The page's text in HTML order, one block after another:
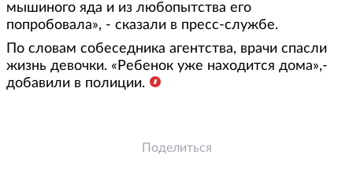
мышиного яда и из любопытства его
попробовала», - сказали в пресс-службе.
По словам собеседника агентства, врачи спасли
жизнь девочки. «Ребенок уже находится дома»,-
добавили в полиции.
Поделиться